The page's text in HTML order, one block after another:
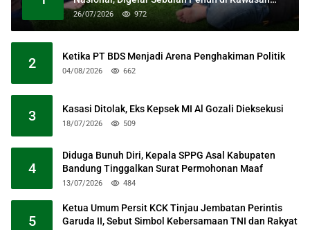
Masjid Raya Al Jabbar
26/07/2026 972
2 Ketika PT BDS Menjadi Arena Penghakiman Politik
04/08/2026 662
3 Kasasi Ditolak, Eks Kepsek MI Al Gozali Dieksekusi
18/07/2026 509
4
Diduga Bunuh Diri, Kepala SPPG Asal Kabupaten
Bandung Tinggalkan Surat Permohonan Maaf
13/07/2026 484
5
Ketua Umum Persit KCK Tinjau Jembatan Perintis
Garuda II, Sebut Simbol Kebersamaan TNI dan Rakyat